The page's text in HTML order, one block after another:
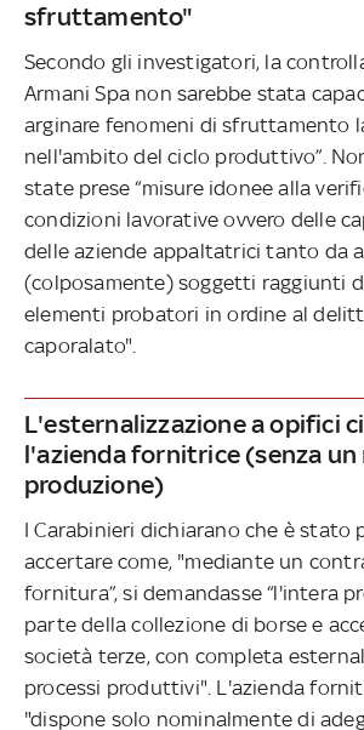
sfruttamento"
Secondo gli investigatori, la
Armani Spa non sarebbe stata
arginare fenomeni di sfruttamento
nell'ambito del ciclo produttivo”.
state prese “misure idonee alla
condizioni lavorative ovvero delle
delle aziende appaltatrici tanto da
(colposamente) soggetti raggiunti
elementi probatori in ordine al
caporalato".
L'esternalizzazione a opifici
l'azienda fornitrice (senza
produzione)
I Carabinieri dichiarano che è stato
accertare come, "mediante un
fornitura”, si demandasse “l'intera
parte della collezione di borse e
società terze, con completa
processi produttivi". L'azienda
"dispone solo nominalmente di